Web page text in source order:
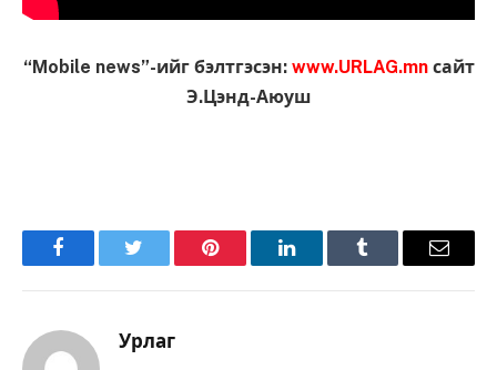
“Mobile news”-ийг бэлтгэсэн: www.URLAG.mnсайт
Э.Цэнд-Аюуш
FacebookTwitter Pinterest LinkedInTumblr Имэйл
Урлаг